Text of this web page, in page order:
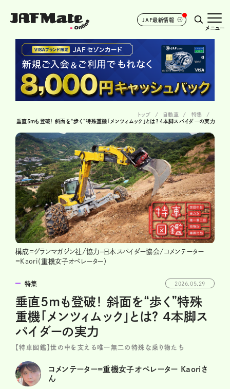
JAF最新情報
メニュー
トップ 自動車
特集
垂直5mも登破！ 斜面を“歩く”特殊重機「メンツィムック」とは？ 4本脚スパイダーの実力
構成=グランマガジン社/協力＝日本スパイダー協会/コメンテーター
=Kaori（重機女子オペレーター）
特集 2026.05.29
垂直5mも登破！ 斜面を“歩く”特殊
重機「メンツィムック」とは？ 4本脚ス
パイダーの実力
【特車図鑑】世の中を支える唯一無二の特殊な乗り物たち
コメンテーター=重機女子オペレーター Kaoriさ
ん